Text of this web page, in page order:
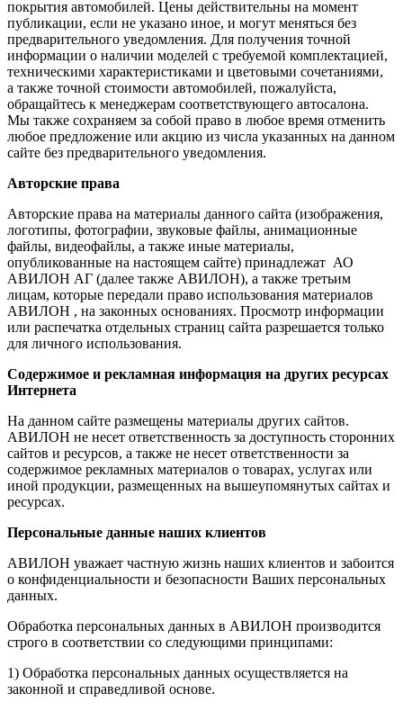
покрытия автомобилей. Цены действительны на момент
публикации, если не указано иное, и могут меняться без
предварительного уведомления. Для получения точной
информации о наличии моделей с требуемой комплектацией,
техническими характеристиками и цветовыми сочетаниями,
а также точной стоимости автомобилей, пожалуйста,
обращайтесь к менеджерам соответствующего автосалона.
Мы также сохраняем за собой право в любое время отменить
любое предложение или акцию из числа указанных на данном
сайте без предварительного уведомления.
Авторские права
Авторские права на материалы данного сайта (изображения,
логотипы, фотографии, звуковые файлы, анимационные
файлы, видеофайлы, а также иные материалы,
опубликованные на настоящем сайте) принадлежат АО
АВИЛОН АГ (далее также АВИЛОН), а также третьим
лицам, которые передали право использования материалов
АВИЛОН , на законных основаниях. Просмотр информации
или распечатка отдельных страниц сайта разрешается только
для личного использования.
Содержимое и рекламная информация на других ресурсах
Интернета
На данном сайте размещены материалы других сайтов.
АВИЛОН не несет ответственность за доступность сторонних
сайтов и ресурсов, а также не несет ответственности за
содержимое рекламных материалов о товарах, услугах или
иной продукции, размещенных на вышеупомянутых сайтах и
ресурсах.
Персональные данные наших клиентов
АВИЛОН уважает частную жизнь наших клиентов и забоится
о конфиденциальности и безопасности Ваших персональных
данных.
Обработка персональных данных в АВИЛОН производится
строго в соответствии со следующими принципами:
1) Обработка персональных данных осуществляется на
законной и справедливой основе.